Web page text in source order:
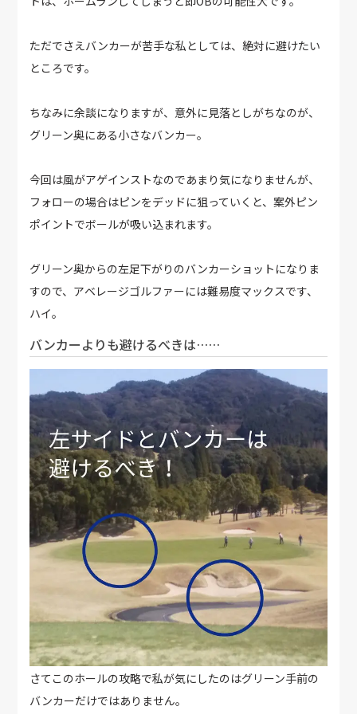
ただでさえバンカーが苦手な私としては、絶対に避けたい
ところです。
ちなみに余談になりますが、意外に見落としがちなのが、
グリーン奥にある小さなバンカー。
今回は風がアゲインストなのであまり気になりませんが、
フォローの場合はピンをデッドに狙っていくと、案外ピン
ポイントでボールが吸い込まれます。
グリーン奥からの左足下がりのバンカーショットになりま
すので、アベレージゴルファーには難易度マックスです、
ハイ。
バンカーよりも避けるべきは……
さてこのホールの攻略で私が気にしたのはグリーン手前の
バンカーだけではありません。